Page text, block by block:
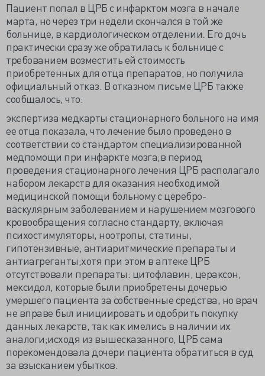
Пациент попал в ЦРБ с инфарктом мозга в начале
марта, но через три недели скончался в той же
больнице, в кардиологическом отделении. Его дочь
практически сразу же обратилась к больнице с
требованием возместить ей стоимость
приобретенных для отца препаратов, но получила
официальный отказ. В отказном письме ЦРБ также
сообщалось, что:
экспертиза медкарты стационарного больного на имя
ее отца показала, что лечение было проведено в
соответствии со стандартом специализированной
медпомощи при инфаркте мозга;в период
проведения стационарного лечения ЦРБ располагало
набором лекарств для оказания необходимой
медицинской помощи больному с церебро-
васкулярным заболеванием и нарушением мозгового
кровообращения согласно стандарту, включая
психостимуляторы, ноотропы, статины,
гипотензивные, антиаритмические препараты и
антиагреганты;хотя при этом в аптеке ЦРБ
отсутствовали препараты: цитофлавин, цераксон,
мексидол, которые были приобретены дочерью
умершего пациента за собственные средства, но врач
не вправе был инициировать и одобрить покупку
данных лекарств, так как имелись в наличии их
аналоги;исходя из вышесказанного, ЦРБ сама
порекомендовала дочери пациента обратиться в суд
за взысканием убытков.